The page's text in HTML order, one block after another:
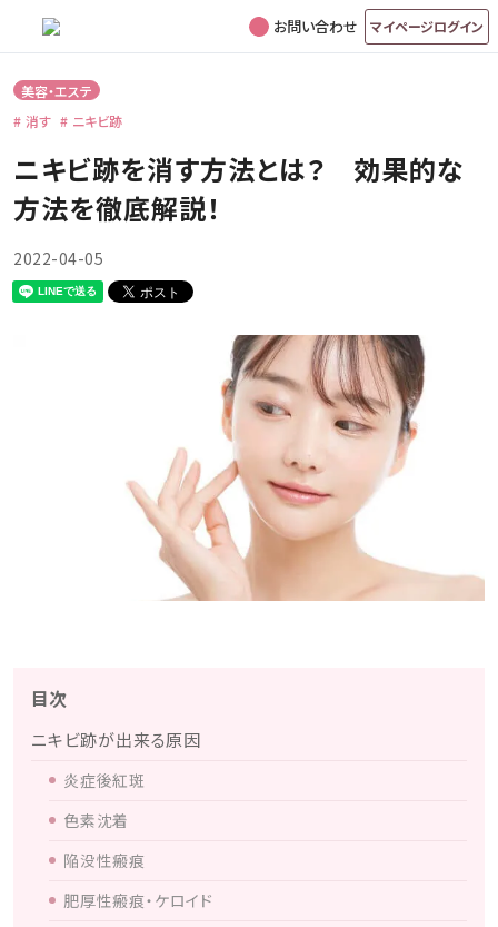
お問い合わせ マイページログイン
美容・エステ
消す
ニキビ跡
ニキビ跡を消す方法とは？ 効果的な
方法を徹底解説！
2022-04-05
目次
ニキビ跡が出来る原因
炎症後紅斑
色素沈着
陥没性瘢痕
肥厚性瘢痕・ケロイド